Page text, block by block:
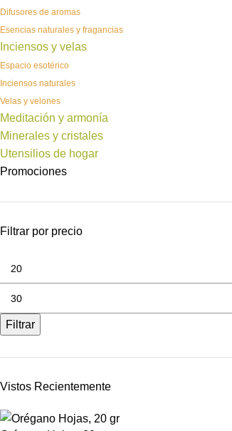
Difusores de aromas
Esencias naturales y fragancias
Inciensos y velas
Espacio esotérico
Inciensos naturales
Velas y velones
Meditación y armonía
Minerales y cristales
Utensilios de hogar
Promociones
Filtrar por precio
Filtrar
Vistos Recientemente